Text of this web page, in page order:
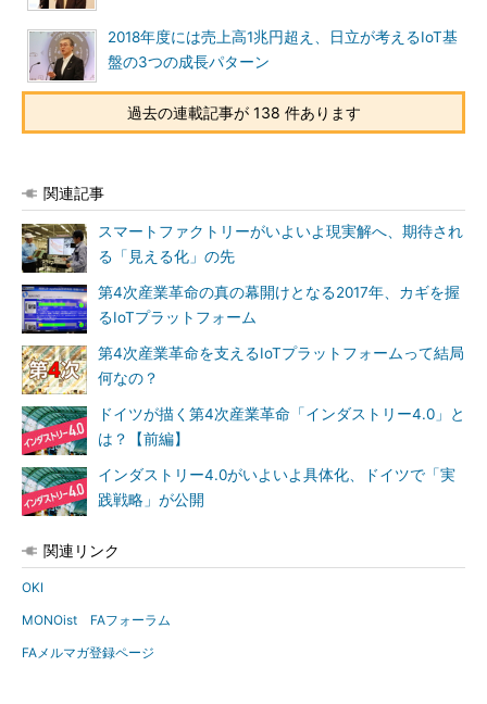
2018年度には売上高1兆円超え、日立が考えるIoT基
盤の3つの成長パターン
過去の連載記事が 138 件あります
関連記事
スマートファクトリーがいよいよ現実解へ、期待され
る「見える化」の先
第4次産業革命の真の幕開けとなる2017年、カギを握
るIoTプラットフォーム
第4次産業革命を支えるIoTプラットフォームって結局
何なの？
ドイツが描く第4次産業革命「インダストリー4.0」と
は？【前編】
インダストリー4.0がいよいよ具体化、ドイツで「実
践戦略」が公開
関連リンク
OKI
MONOist FAフォーラム
FAメルマガ登録ページ